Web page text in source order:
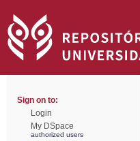
Sign on to:
Login
My DSpace
authorized users